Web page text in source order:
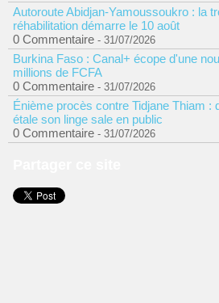
Autoroute Abidjan-Yamoussoukro : la
réhabilitation démarre le 10 août
0 Commentaire - 31/07/2026
Burkina Faso : Canal+ écope d'une
millions de FCFA
0 Commentaire - 31/07/2026
Énième procès contre Tidjane Thiam :
étale son linge sale en public
0 Commentaire - 31/07/2026